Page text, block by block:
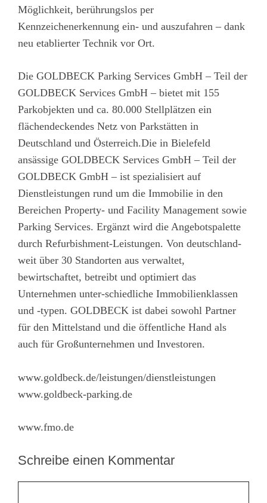
Möglichkeit, berührungslos per
Kennzeichenerkennung ein- und auszufahren – dank
neu etablierter Technik vor Ort.
Die GOLDBECK Parking Services GmbH – Teil der
GOLDBECK Services GmbH – bietet mit 155
Parkobjekten und ca. 80.000 Stellplätzen ein
flächendeckendes Netz von Parkstätten in
Deutschland und Österreich.Die in Bielefeld
ansässige GOLDBECK Services GmbH – Teil der
GOLDBECK GmbH – ist spezialisiert auf
Dienstleistungen rund um die Immobilie in den
Bereichen Property- und Facility Management sowie
Parking Services. Ergänzt wird die Angebotspalette
durch Refurbishment-Leistungen. Von deutschland-
weit über 30 Standorten aus verwaltet,
bewirtschaftet, betreibt und optimiert das
Unternehmen unter-schiedliche Immobilienklassen
und -typen. GOLDBECK ist dabei sowohl Partner
für den Mittelstand und die öffentliche Hand als
auch für Großunternehmen und Investoren.
www.goldbeck.de/leistungen/dienstleistungen
www.goldbeck-parking.de
www.fmo.de
Schreibe einen Kommentar